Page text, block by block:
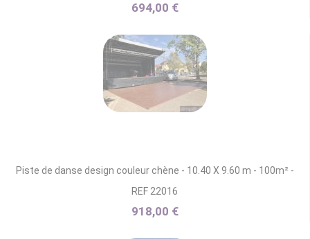
694,00 €
Piste de danse design couleur chène - 10.40 X 9.60 m - 100m² -
REF 22016
918,00 €